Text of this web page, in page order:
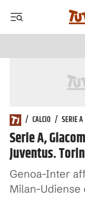
/ CALCIO / SERIE A
Serie A,
Juventus.
Genoa-Inter
Milan-Udiense